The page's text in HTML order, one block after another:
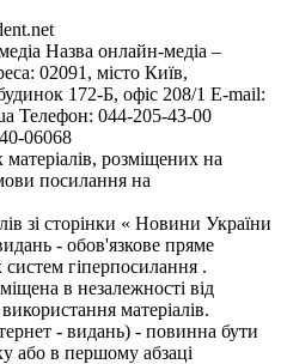
Назва онлайн-медіа –
02091, місто Київ,
172-Б, офіс 208/1 E-mail:
Телефон: 044-205-43-00
06068
розміщених на
посилання на
зі сторінки « Новини України
- обов'язкове пряме
гіперпосилання .
в незалежності від
матеріалів.
- видань) - повинна бути
або в першому абзаці